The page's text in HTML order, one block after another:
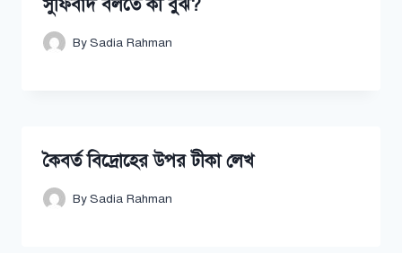
সুফিবাদ বলতে কী বুঝ?
BySadia Rahman
কৈবর্ত বিদ্রোহের উপর টীকা লেখ
BySadia Rahman